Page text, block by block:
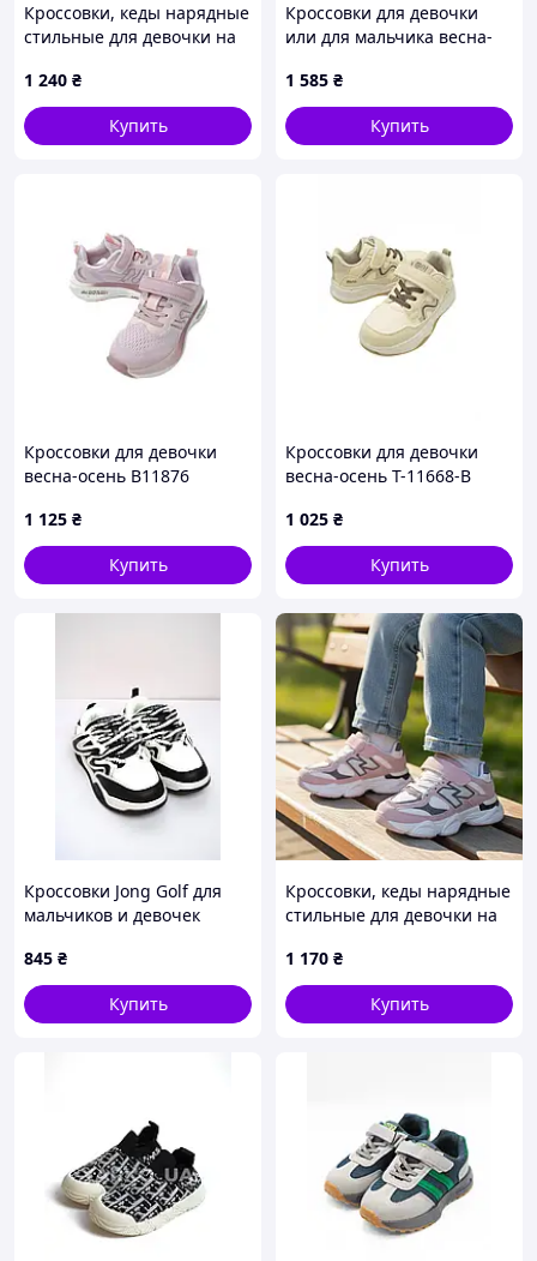
Кроссовки, кеды нарядные
стильные для девочки на
1 240 ₴
Купить
Кроссовки для девочки
или для мальчика весна-
черный/белый Odidos.
40(р)
1 585 ₴
Купить
Кроссовки для девочки
весна-осень B11876
Power 32(р)
1 125 ₴
Купить
Кроссовки для девочки
весна-осень T-11668-B
MIN 30(р)
1 025 ₴
Купить
Кроссовки Jong Golf для
мальчиков и девочек
экокожа белый/черный
нашивка зигзаг 30(р)
845 ₴
Купить
Кроссовки, кеды нарядные
стильные для девочки на
1 170 ₴
Купить